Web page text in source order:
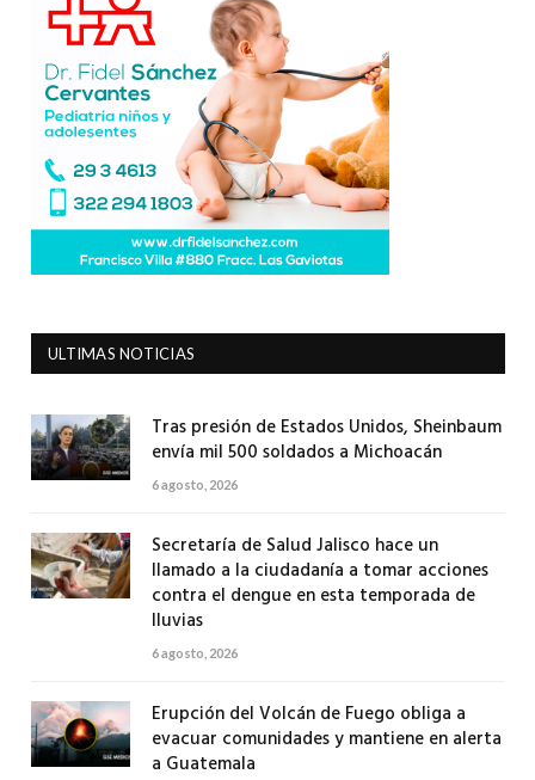
ULTIMAS NOTICIAS
Tras presión de Estados Unidos, Sheinbaum
envía mil 500 soldados a Michoacán
6 agosto, 2026
Secretaría de Salud Jalisco hace un
llamado a la ciudadanía a tomar acciones
contra el dengue en esta temporada de
lluvias
6 agosto, 2026
Erupción del Volcán de Fuego obliga a
evacuar comunidades y mantiene en alerta
a Guatemala